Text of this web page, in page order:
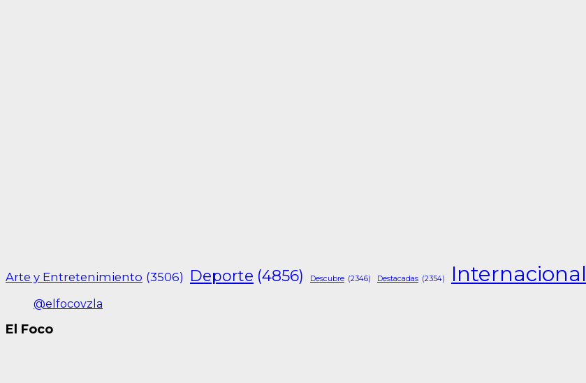
Arte y Entretenimiento (3506) Deporte (4856) Descubre (2346) Destacadas (2354) Internacional
@elfocovzla
El Foco